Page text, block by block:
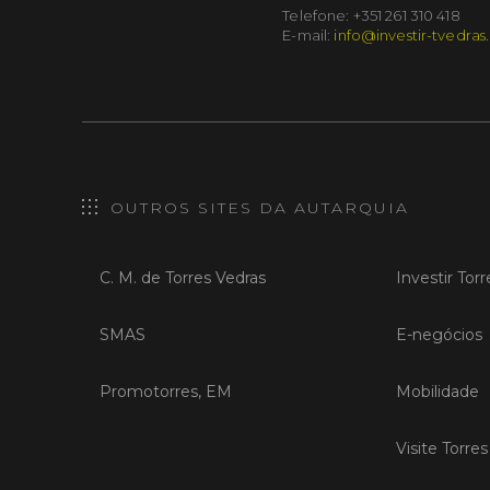
Telefone: +351 261 310 418
E-mail: info@investir-
OUTROS SITES DA AUTARQUIA
C. M. de Torres Vedras
SMAS
Promotorres, EM
Investir
E-negócios
Mobilidade
Visite